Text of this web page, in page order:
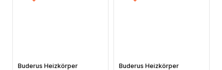
Buderus Heizkörper
Buderus Heizkörper